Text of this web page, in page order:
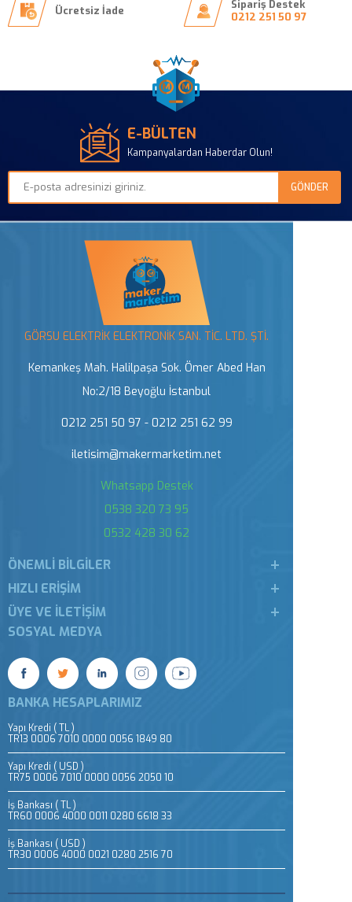
Ücretsiz İade
Sipariş Destek
0212 251 50 97
E-BÜLTEN
Kampanyalardan Haberdar Olun!
GÖRSU ELEKTRİK ELEKTRONİK SAN. TİC. LTD. ŞTİ.
Kemankeş Mah. Halilpaşa Sok. Ömer Abed Han
No:2/18 Beyoğlu İstanbul
0212 251 50 97 - 0212 251 62 99
iletisim@makermarketim.net
Whatsapp Destek
0538 320 73 95
0532 428 30 62
ÖNEMLI BILGILER
HIZLI ERIŞIM
ÜYE VE İLETIŞIM
SOSYAL MEDYA
BANKA HESAPLARIMIZ
Yapı Kredi ( TL )
TR13 0006 7010 0000 0056 1849 80
Yapı Kredi ( USD )
TR75 0006 7010 0000 0056 2050 10
İş Bankası ( TL )
TR60 0006 4000 0011 0280 6618 33
İş Bankası ( USD )
TR30 0006 4000 0021 0280 2516 70